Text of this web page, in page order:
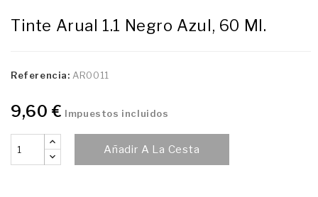
Tinte Arual 1.1 Negro Azul, 60 Ml.
Referencia: AR0011
9,60 € Impuestos incluidos
Añadir A La Cesta